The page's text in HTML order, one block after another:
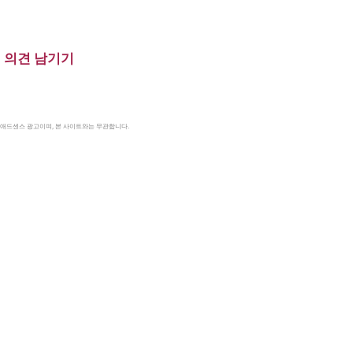
의견 남기기
드센스 광고이며, 본 사이트와는 무관합니다.